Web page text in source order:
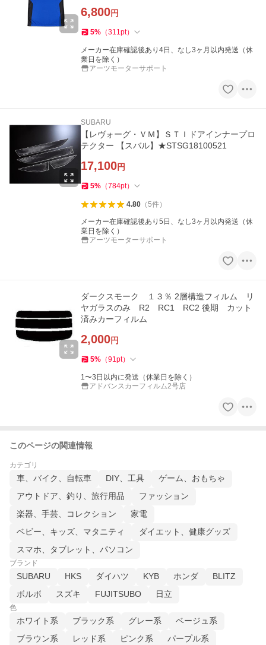
6,800円
5% （311pt）
メーカー在庫確認後あり4日、なし3ヶ月以内発送（休
業日を除く）
アーツモーターサポート
SUBARU
【レヴォーグ・ＶＭ】ＳＴＩドアインナープロ
テクター 【スバル】★STSG18100521
17,100円
5% （784pt）
4.80（5件）
メーカー在庫確認後あり5日、なし3ヶ月以内発送（休
業日を除く）
アーツモーターサポート
ダークスモーク １３％ 2層構造フィルム リ
ヤガラスのみ R2 RC1 RC2 後期 カット
済みカーフィルム
2,000円
5% （91pt）
1〜3日以内に発送（休業日を除く）
アドバンスカーフィルム2号店
このページの関連情報
カテゴリ
車、バイク、自転車 DIY、工具
ゲーム、おもちゃ
アウトドア、釣り、旅行用品
ファッション
楽器、手芸、コレクション
家電
ベビー、キッズ、マタニティ
ダイエット、健康グッズ
スマホ、タブレット、パソコン
ブランド
SUBARU HKS ダイハツ KYB ホンダ
BLITZ
ボルボ
スズキ FUJITSUBO 日立
色
ホワイト系 ブラック系 グレー系
ベージュ系
ブラウン系
レッド系 ピンク系 パープル系